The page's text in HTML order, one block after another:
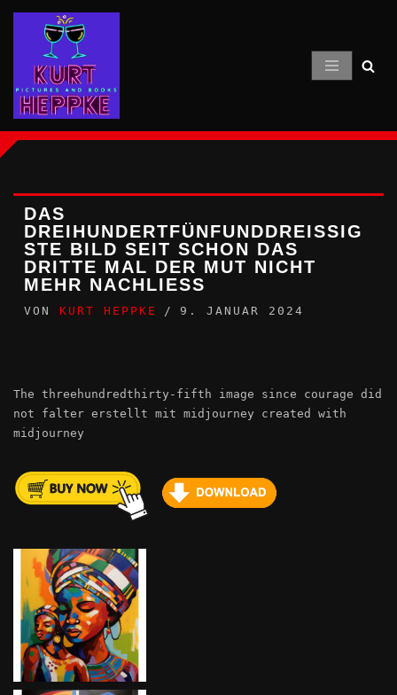
Inhalt
springen
DAS
DREIHUNDERTFÜNFUNDDREISSIGS
TE BILD SEIT SCHON DAS D
RITTE MAL DER MUT NICHT M
EHR NACHLIESS
VON KURT HEPPKE 9. JANUAR 2024
The threehundredthirty-fifth image since courage did
not falter erstellt mit midjourney created with
midjourney